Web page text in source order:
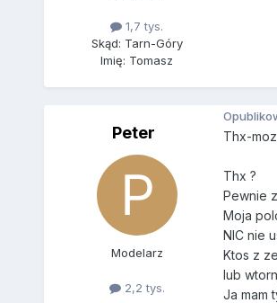
1,7 tys.
Skąd: Tarn-Góry
Imię: Tomasz
Peter
Modelarz
2,2 tys.
Thx-
Thx ?
Pewnie
Moja
NIC nie
Ktos z
lub
Ja mam